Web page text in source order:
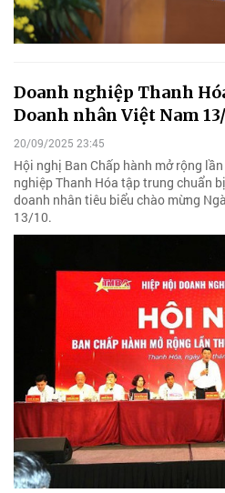
Doanh nghiệp Thanh
Doanh nhân Việt Nam
20/09/2025 23:45
Hội nghị Ban Chấp hành mở rộng
nghiệp Thanh Hóa tập trung chuẩn
doanh nhân tiêu biểu chào mừng
13/10.